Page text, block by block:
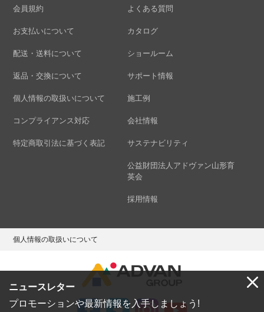
ニュースレター
プロモーションや最新情報を入手しましょう!
会員規約
お支払いについて
配送・送料について
返品・交換について
個人情報の取扱いについて
コンプライアンス対応
特定商取引法に基づく表記
よくある質問
カタログ
ショールーム
サポート情報
施工例
会社情報
サステナビリティ
公益財団法人アドヴァン山形育
英会
採用情報
個人情報の取扱いについて